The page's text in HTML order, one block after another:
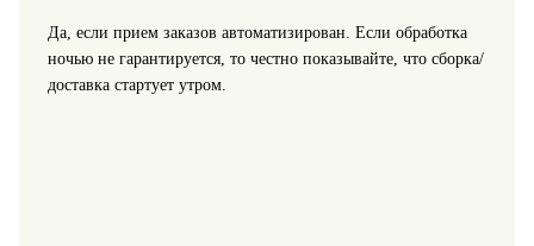
Да, если прием заказов автоматизирован. Если обработка
ночью не гарантируется, то честно показывайте, что сборка/
доставка стартует утром.